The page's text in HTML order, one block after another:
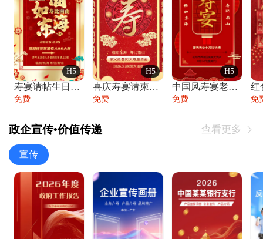
H5
寿宴请帖生日宴邀请函老人寿星生日快乐祝寿
免费
H5
喜庆寿宴请柬老人生日宴会邀请函请柬过大寿
免费
H5
中国风寿宴老人生日宴会邀请函寿宴请帖请柬
免费 免
政企宣传•价值传递 查看更多 
宣传